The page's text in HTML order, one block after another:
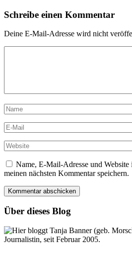
Schreibe einen Kommentar
Deine E-Mail-Adresse wird nicht
Name, E-Mail-Adresse und
meinen nächsten Kommentar speichern.
Über dieses Blog
Hier bloggt Tanja Banner (geb.
Journalistin, seit Februar 2005.